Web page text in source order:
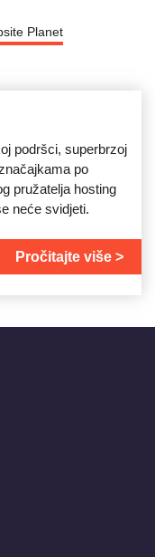
Planet
podršci, superbrzoj
po
pružatelja hosting
neće svidjeti.
Pročitajte više